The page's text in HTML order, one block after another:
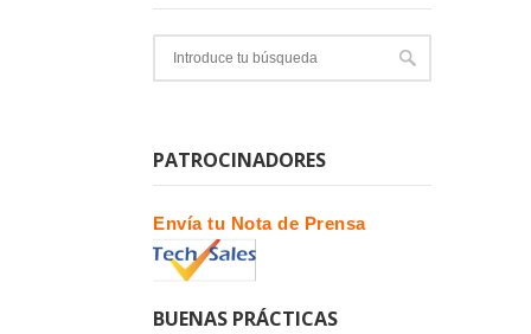
PATROCINADORES
Envía tu Nota de Prensa
BUENAS PRÁCTICAS